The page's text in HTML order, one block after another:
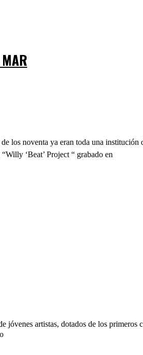
los noventa ya eran toda una
‘Beat’ Project “ grabado en
artistas, dotados de los primeros